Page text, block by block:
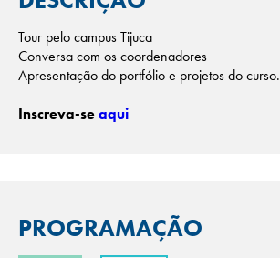
Tour pelo campus Tijuca
Conversa com os coordenadores
Apresentação do portfólio e projetos do curso.
Inscreva-seaqui
PROGRAMAÇÃO